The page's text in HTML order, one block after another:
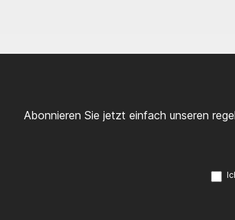
Abonnieren Sie jetzt einfach unseren